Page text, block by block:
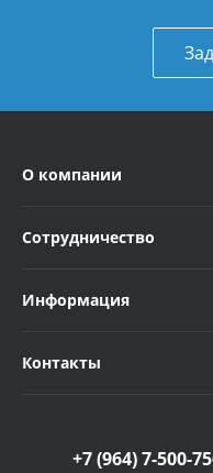
О компании
Сотрудничество
Информация
Контакты
+7 (964) 7-500-